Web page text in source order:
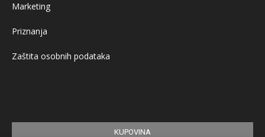
Marketing
Priznanja
Zaštita osobnih podataka
KUPOVINA